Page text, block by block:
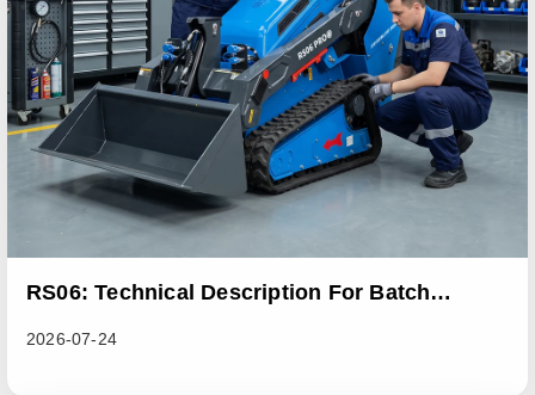
RS06: Technical Description For Batch
2026-07-24